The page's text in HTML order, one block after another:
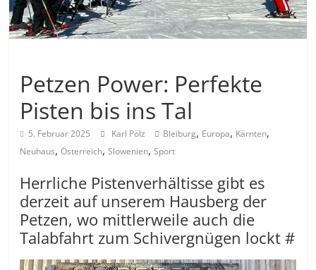
Petzen Power: Perfekte
Pisten bis ins Tal
5. Februar 2025 Karl Pölz Bleiburg, Europa, Kärnten,
Neuhaus,Österreich,Slowenien,Sport
Herrliche Pistenverhältisse gibt es
derzeit auf unserem Hausberg der
Petzen, wo mittlerweile auch die
Talabfahrt zum Schivergnügen lockt #